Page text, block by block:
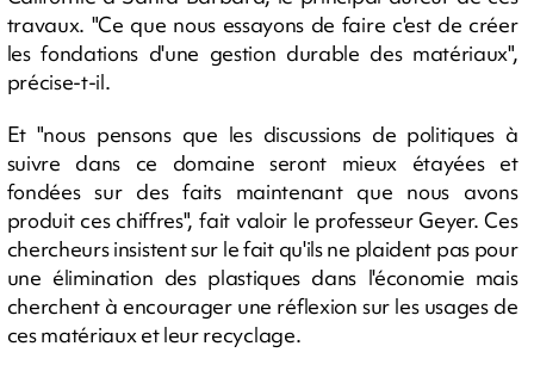
travaux. "Ce que nous essayons de faire c'est de créer
les fondations d'une gestion durable des matériaux",
précise-t-il.
Et "nous pensons que les discussions de politiques à
suivre dans ce domaine seront mieux étayées et
fondées sur des faits maintenant que nous avons
produit ces chiffres", fait valoir le professeur Geyer. Ces
chercheurs insistent sur le fait qu'ils ne plaident pas pour
une élimination des plastiques dans l'économie mais
cherchent à encourager une réflexion sur les usages de
ces matériaux et leur recyclage.